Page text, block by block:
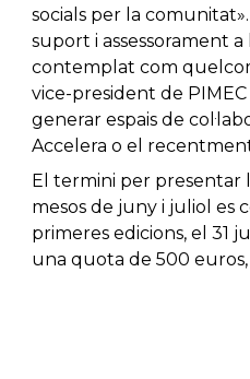
socials per la
suport i assessorament
contemplat com
vice-president de
generar espais de
Accelera o el
El termini per presentar
mesos de juny i juliol es
primeres edicions, el 31
una quota de 500